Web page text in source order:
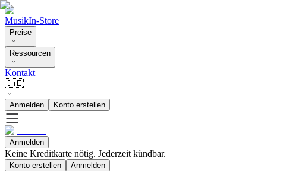
MusikIn-Store
Preise
Ressourcen
Kontakt
🇩🇪
Anmelden Konto erstellen
Anmelden
Keine Kreditkarte nötig. Jederzeit kündbar.
Konto erstellen Anmelden